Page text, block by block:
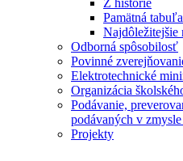
Z histórie
Pamätná tabuľa
Najdôležitejšie
Odborná spôsobilosť
Povinné
Elektrotechnické
Organizácia
Podávanie,
podávaných v
Projekty